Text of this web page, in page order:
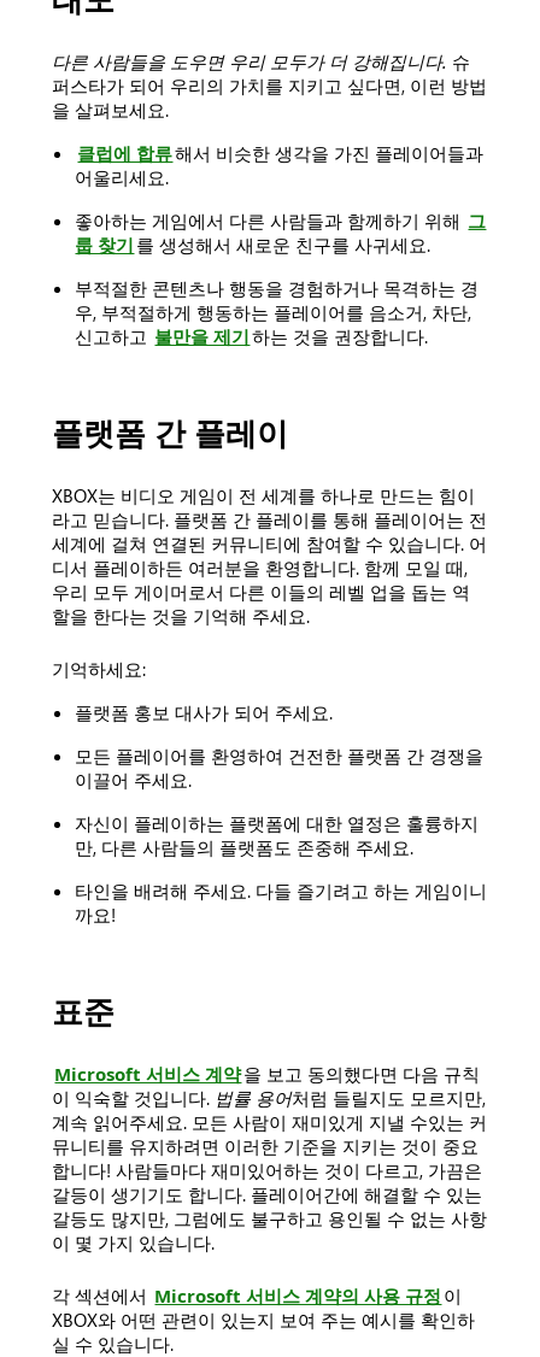
다른 사람들을 도우면 우리 모두가 더 강해집니다. 슈
퍼스타가 되어 우리의 가치를 지키고 싶다면, 이런 방법
을 살펴보세요.
클럽에 합류해서 비슷한 생각을 가진 플레이어들과
어울리세요.
좋아하는 게임에서 다른 사람들과 함께하기 위해 그
룹 찾기 를 생성해서 새로운 친구를 사귀세요.
부적절한 콘텐츠나 행동을 경험하거나 목격하는 경
우, 부적절하게 행동하는 플레이어를 음소거, 차단,
신고하고 불만을 제기하는 것을 권장합니다.
플랫폼 간 플레이
XBOX는 비디오 게임이 전 세계를 하나로 만드는 힘이
라고 믿습니다. 플랫폼 간 플레이를 통해 플레이어는 전
세계에 걸쳐 연결된 커뮤니티에 참여할 수 있습니다. 어
디서 플레이하든 여러분을 환영합니다. 함께 모일 때,
우리 모두 게이머로서 다른 이들의 레벨 업을 돕는 역
할을 한다는 것을 기억해 주세요.
기억하세요:
플랫폼 홍보 대사가 되어 주세요.
모든 플레이어를 환영하여 건전한 플랫폼 간 경쟁을
이끌어 주세요.
자신이 플레이하는 플랫폼에 대한 열정은 훌륭하지
만, 다른 사람들의 플랫폼도 존중해 주세요.
타인을 배려해 주세요. 다들 즐기려고 하는 게임이니
까요!
표준
Microsoft 서비스 계약을 보고 동의했다면 다음 규칙
이 익숙할 것입니다. 법률 용어처럼 들릴지도 모르지만,
계속 읽어주세요. 모든 사람이 재미있게 지낼 수있는 커
뮤니티를 유지하려면 이러한 기준을 지키는 것이 중요
합니다! 사람들마다 재미있어하는 것이 다르고, 가끔은
갈등이 생기기도 합니다. 플레이어간에 해결할 수 있는
갈등도 많지만, 그럼에도 불구하고 용인될 수 없는 사항
이 몇 가지 있습니다.
각 섹션에서 Microsoft 서비스 계약의 사용 규정 이
XBOX와 어떤 관련이 있는지 보여 주는 예시를 확인하
실 수 있습니다.